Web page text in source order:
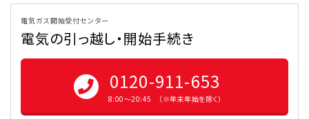
電気ガス開始受付センター
電気の引っ越し・開始手続き
0120-911-653
8:00〜20:45 （※年末年始を除く）